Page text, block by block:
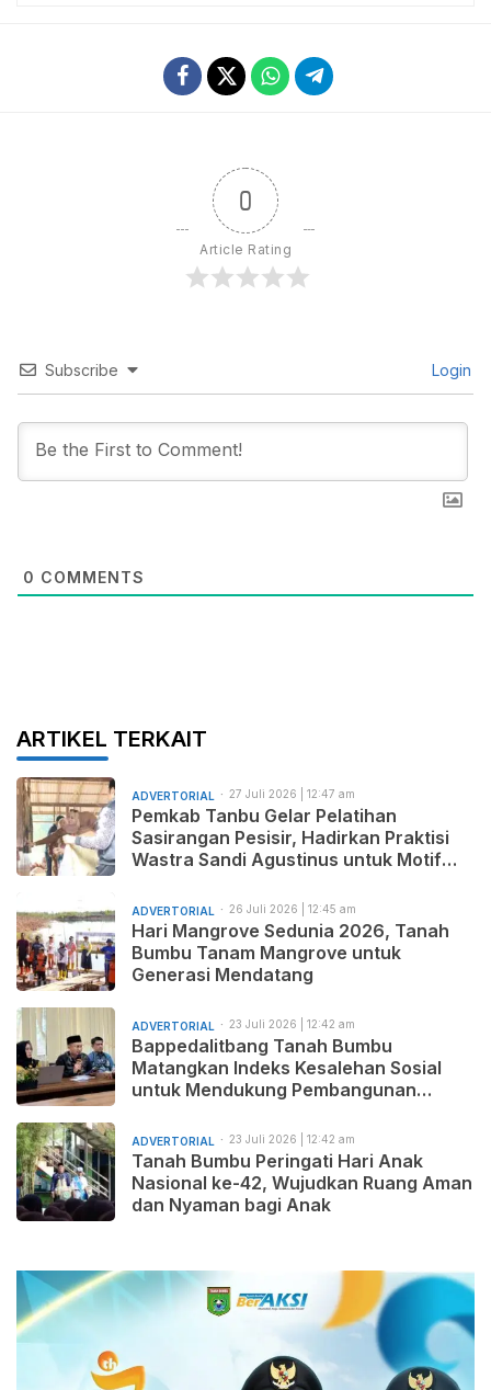
0
Article Rating
Subscribe Login
0 COMMENTS
ARTIKEL TERKAIT
ADVERTORIAL 27 Juli 2026 | 12:47 am
Pemkab Tanbu Gelar Pelatihan
Sasirangan Pesisir, Hadirkan Praktisi
Wastra Sandi Agustinus untuk Motif
ADVERTORIAL 26 Juli 2026 | 12:45 am
Hari Mangrove Sedunia 2026, Tanah
Bumbu Tanam Mangrove untuk
Generasi Mendatang
ADVERTORIAL 23 Juli 2026 | 12:42 am
Bappedalitbang Tanah Bumbu
Matangkan Indeks Kesalehan Sosial
untuk Mendukung Pembangunan
Beradab
ADVERTORIAL 23 Juli 2026 | 12:42 am
Tanah Bumbu Peringati Hari Anak
Nasional ke-42, Wujudkan Ruang Aman
dan Nyaman bagi Anak